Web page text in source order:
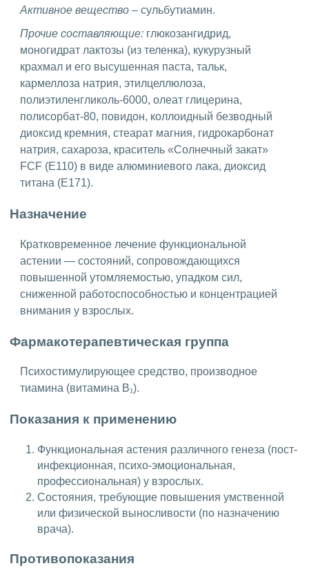
Активное вещество – сульбутиамин.
Прочие составляющие: глюкозангидрид,
моногидрат лактозы (из теленка), кукурузный
крахмал и его высушенная паста, тальк,
кармеллоза натрия, этилцеллюлоза,
полиэтиленгликоль-6000, олеат глицерина,
полисорбат-80, повидон, коллоидный безводный
диоксид кремния, стеарат магния, гидрокарбонат
натрия, сахароза, краситель «Солнечный закат»
FCF (E110) в виде алюминиевого лака, диоксид
титана (E171).
Назначение
Кратковременное лечение функциональной
астении — состояний, сопровождающихся
повышенной утомляемостью, упадком сил,
сниженной работоспособностью и концентрацией
внимания у взрослых.
Фармакотерапевтическая группа
Психостимулирующее средство, производное
тиамина (витамина B₁).
Показания к применению
Функциональная астения различного генеза (пост-
инфекционная, психо-эмоциональная,
профессиональная) у взрослых.
Состояния, требующие повышения умственной
или физической выносливости (по назначению
врача).
Противопоказания